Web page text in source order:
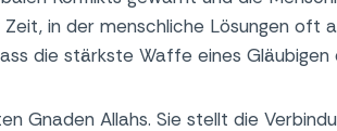
Zeit, in der menschliche Lösungen oft
die stärkste Waffe eines Gläubigen
Gnaden Allahs. Sie stellt die